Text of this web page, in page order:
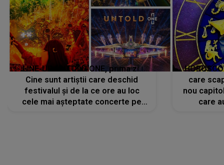
LINE-UP UNTOLD ONE, prima zi.
Cine sunt artiștii care deschid
festivalul și de la ce ore au loc
cele mai așteptate concerte pe
care
nou
care